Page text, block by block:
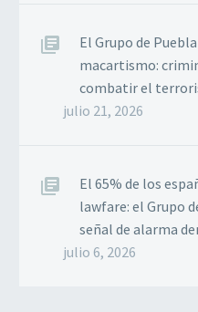
El Grupo de
macartismo:
combatir el
julio 21, 2026
El 65% de los
lawfare: el Grupo
señal de alarma
julio 6, 2026